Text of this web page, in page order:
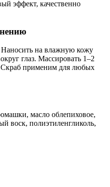
эффект, качественно
на влажную кожу
глаз. Массировать 1–2
применим для любых
масло облепиховое,
воск, полиэтиленгликоль,